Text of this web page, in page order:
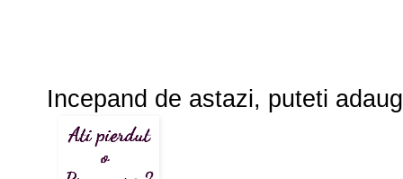
Incepand de astazi, puteti